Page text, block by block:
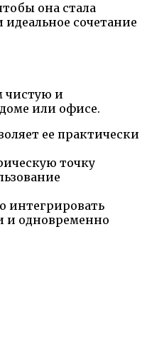
она стала
сочетание
чистую и
или офисе.
ее практически
точку
интегрировать
и одновременно